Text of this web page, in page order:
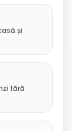
și
fără